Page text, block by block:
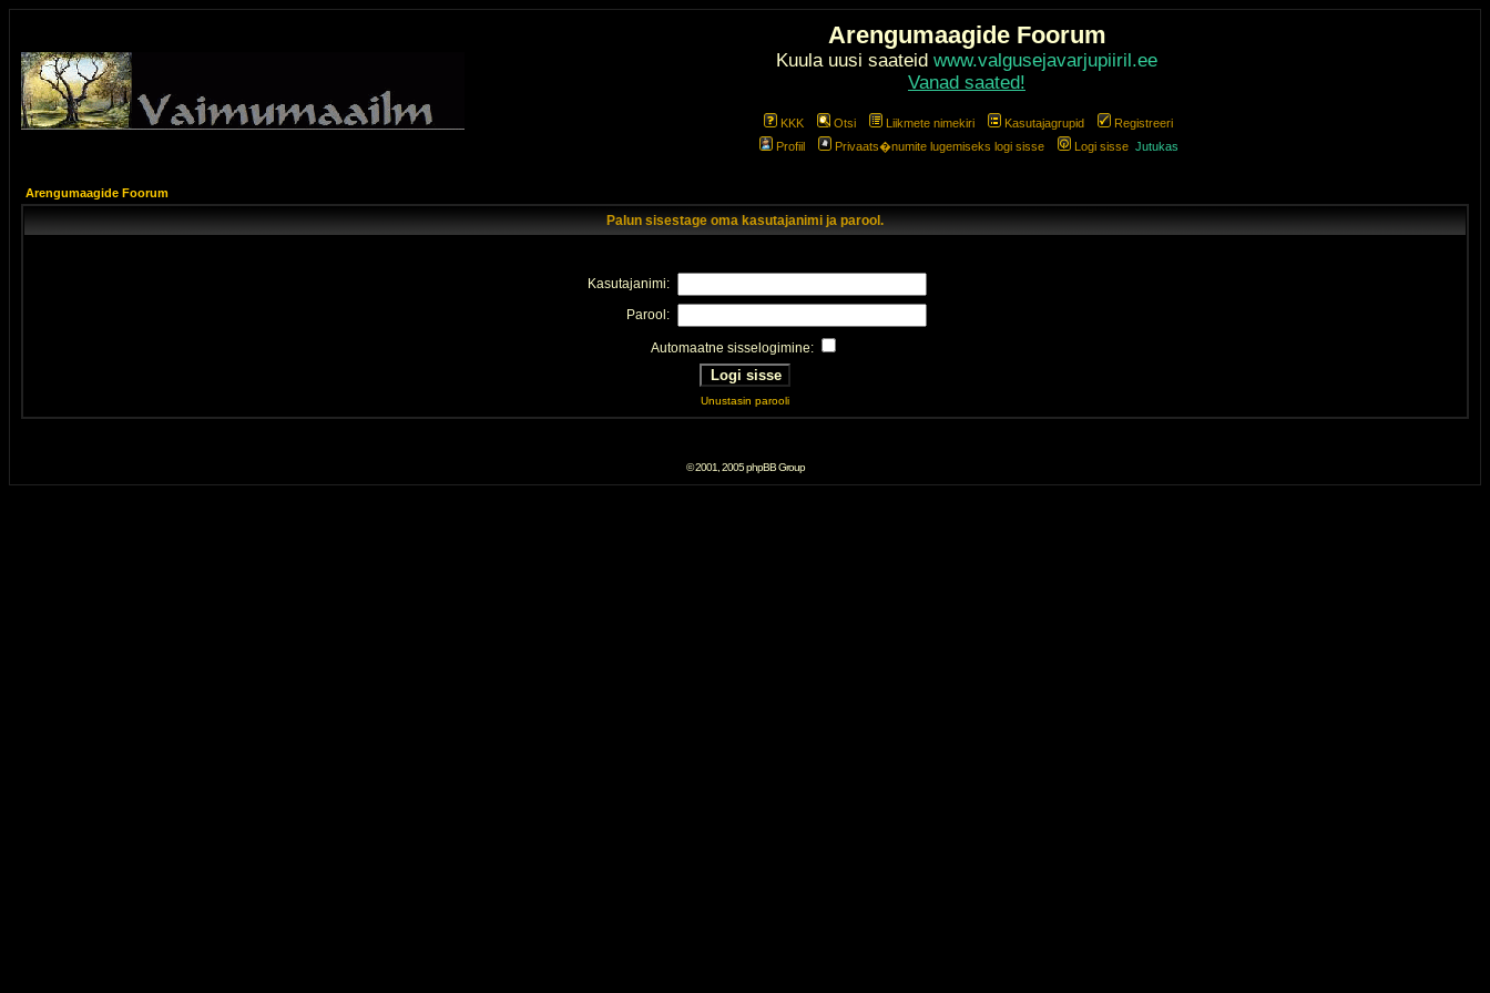
Arengumaagide Foorum
Kuula uusi saateid www.valgusejavarjupiiril.ee
Vanad saated!
KKK Otsi Liikmete nimekiri Kasutajagrupid
Registreeri
Profiil
Privaats�numite lugemiseks logi sisse Logi sisse Jutukas
Arengumaagide Foorum
Palun sisestage oma kasutajanimi ja parool.
Kasutajanimi:
Parool:
Automaatne sisselogimine:
Unustasin parooli
© 2001, 2005 phpBB Group